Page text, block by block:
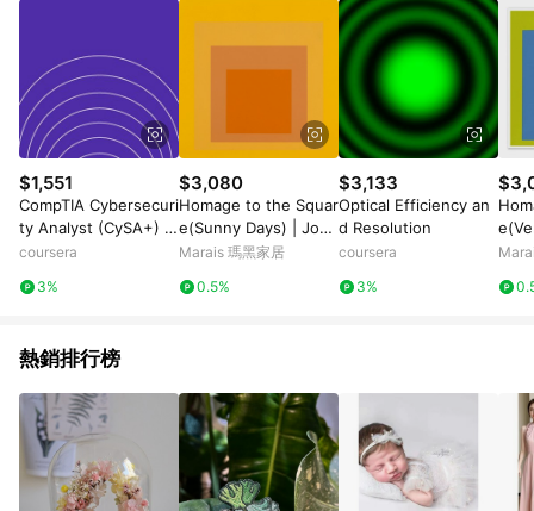
$1,551
CompTIA Cybersecuri
ty Analyst (CySA+) C
S0-003: Unit 4
coursera
3%
$3,080
Homage to the Squar
e(Sunny Days) | Jose
f Albers - 銀色鋁框-中
Marais 瑪黑家居
0.5%
$3,133
Optical Efficiency an
d Resolution
coursera
3%
sef
熱銷排行榜